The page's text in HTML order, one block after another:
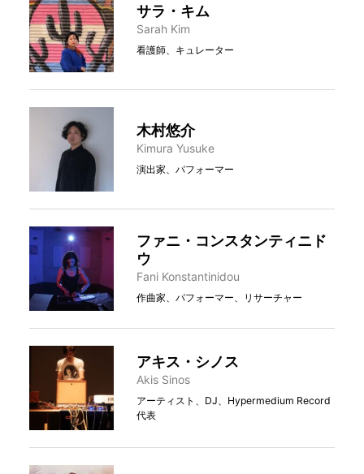
サラ・キム
Sarah Kim
看護師、キュレーター
木村悠介
Kimura Yusuke
演出家、パフォーマー
ファニ・コンスタンティニド
ウ
Fani Konstantinidou
作曲家、パフォーマー、リサーチャー
アキス・シノス
Akis Sinos
アーティスト、DJ、Hypermedium Record
代表